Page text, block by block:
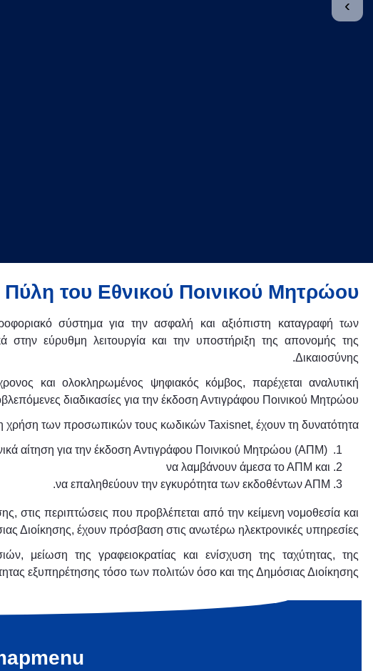
›
του Εθνικού Ποινικού Μητρώου
σύστημα για την ασφαλή και αξιόπιστη καταγραφή των
στην εύρυθμη λειτουργία και την υποστήριξη της απονομής της
Δικαιοσύνης.
και ολοκληρωμένος ψηφιακός κόμβος, παρέχεται αναλυτική
διαδικασίες για την έκδοση Αντιγράφου Ποινικού Μητρώου.
χρήση των προσωπικών τους κωδικών Taxisnet, έχουν τη δυνατότητα:
να λαμβάνουν άμεσα το ΑΠΜ και
να επαληθεύουν την εγκυρότητα των εκδοθέντων ΑΠΜ.
στις περιπτώσεις που προβλέπεται από την κείμενη νομοθεσία και
Διοίκησης, έχουν πρόσβαση στις ανωτέρω ηλεκτρονικές υπηρεσίες.
μείωση της γραφειοκρατίας και ενίσχυση της ταχύτητας, της
εξυπηρέτησης τόσο των πολιτών όσο και της Δημόσιας Διοίκησης.